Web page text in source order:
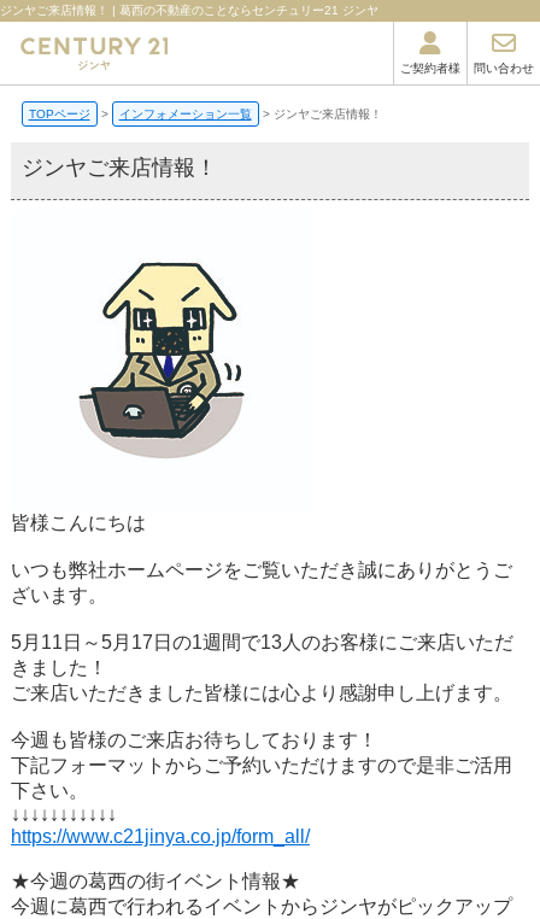
ジンヤご来店情報！ | 葛西の不動産のことならセンチュリー21 ジンヤ
ご契約者様 問い合わせ
TOPページ インフォメーション一覧 ジンヤご来店情報！
ジンヤご来店情報！
皆様こんにちは
いつも弊社ホームページをご覧いただき誠にありがとうご
ざいます。
5月11日～5月17日の1週間で13人のお客様にご来店いただ
きました！
ご来店いただきました皆様には心より感謝申し上げます。
今週も皆様のご来店お待ちしております！
下記フォーマットからご予約いただけますので是非ご活用
下さい。
↓↓↓↓↓↓↓↓↓↓↓
https://www.c21jinya.co.jp/form_all/
★今週の葛西の街イベント情報★
今週に葛西で行われるイベントからジンヤがピックアップ